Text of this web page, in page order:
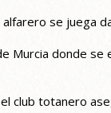
se juega
Murcia donde
club totanero